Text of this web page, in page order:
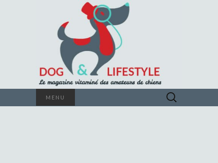
Le magazine vitaminé des amateurs de
chiens
MENU Rechercher :